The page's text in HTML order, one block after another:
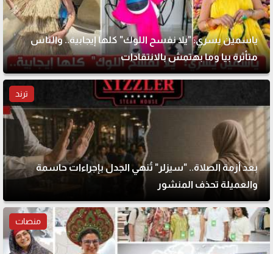
ياسمين يسري: "يلا نفسح اللوك" كلها إيجابية.. والناس
متأثرة بيا وما بهتمش بالانتقادات
ترند
بعد أزمة الصلاة.. "سيزلر" تُنهي الجدل بإجراءات حاسمة
والعميلة تحذف المنشور
منصات